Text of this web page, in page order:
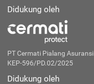
Didukung oleh
PT Cermati Pialang Asuransi
KEP-596/PD.02/2025
Didukung oleh